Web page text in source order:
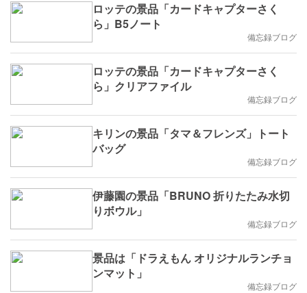
ロッテの景品「カードキャプターさく
ら」B5ノート
備忘録ブログ
ロッテの景品「カードキャプターさく
ら」クリアファイル
備忘録ブログ
キリンの景品「タマ＆フレンズ」トート
バッグ
備忘録ブログ
伊藤園の景品「BRUNO 折りたたみ水切
りボウル」
備忘録ブログ
景品は「ドラえもん オリジナルランチョ
ンマット」
備忘録ブログ